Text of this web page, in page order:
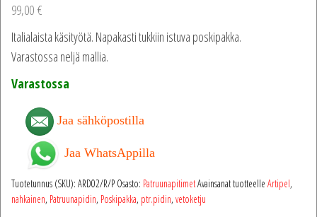
99,00 €
Italialaista käsityötä. Napakasti tukkiin istuva poskipakka.
Varastossa neljä mallia.
Varastossa
Jaa sähköpostilla
Jaa WhatsAppilla
Tuotetunnus (SKU): ARD02/R/P Osasto: PatruunapitimetAvainsanat tuotteelle Artipel,
nahkainen, Patruunapidin, Poskipakka, ptr.pidin, vetoketju